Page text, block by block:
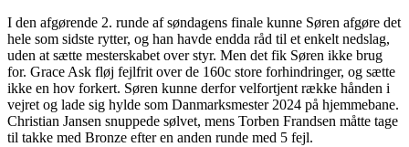
I den afgørende 2. runde af søndagens finale kunne Søren afgøre det
hele som sidste rytter, og han havde endda råd til et enkelt nedslag,
uden at sætte mesterskabet over styr. Men det fik Søren ikke brug
for. Grace Ask fløj fejlfrit over de 160c store forhindringer, og sætte
ikke en hov forkert. Søren kunne derfor velfortjent række hånden i
vejret og lade sig hylde som Danmarksmester 2024 på hjemmebane.
Christian Jansen snuppede sølvet, mens Torben Frandsen måtte tage
til takke med Bronze efter en anden runde med 5 fejl.